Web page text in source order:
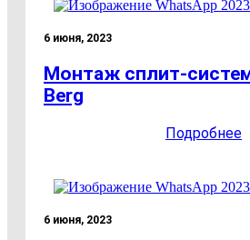
6 июня, 2023
Монтаж сплит-
Berg
Подробнее
6 июня, 2023